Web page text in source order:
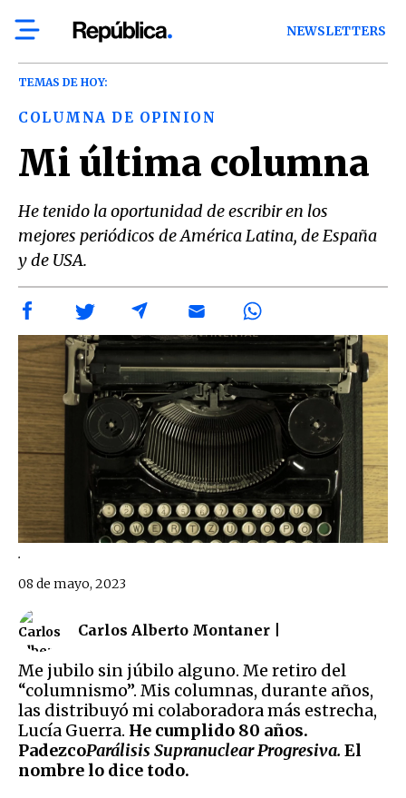
NEWSLETTERS
TEMAS DE HOY:
COLUMNA DE OPINION
Mi última columna
He tenido la oportunidad de escribir en los
mejores periódicos de América Latina, de España
y de USA.
.
Carlos Alberto Montaner |
08 de mayo, 2023
Me jubilo sin júbilo alguno. Me retiro del
“columnismo”. Mis columnas, durante años,
las distribuyó mi colaboradora más estrecha,
Lucía Guerra. He cumplido 80 años.
PadezcoParálisis Supranuclear Progresiva. El
nombre lo dice todo.